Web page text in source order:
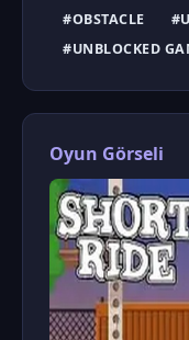
#OBSTACLE
#UNBLOCKED
Oyun Görseli